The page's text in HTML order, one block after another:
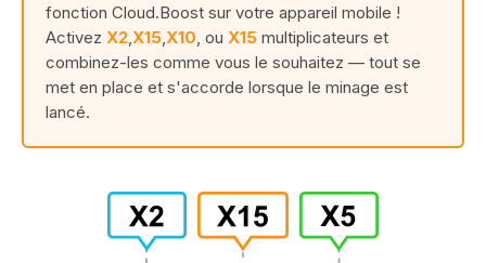
fonction Cloud.Boost sur votre appareil mobile !
Activez X2 X15 X10 , ou X15 multiplicateurs et
combinez-les comme vous le souhaitez — tout se
met en place et s'accorde lorsque le minage est
lancé.